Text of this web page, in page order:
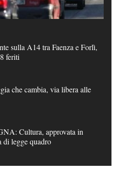
sulla A14 tra Faenza e Forlì,
feriti
che cambia, via libera alle
Cultura, approvata in
di legge quadro